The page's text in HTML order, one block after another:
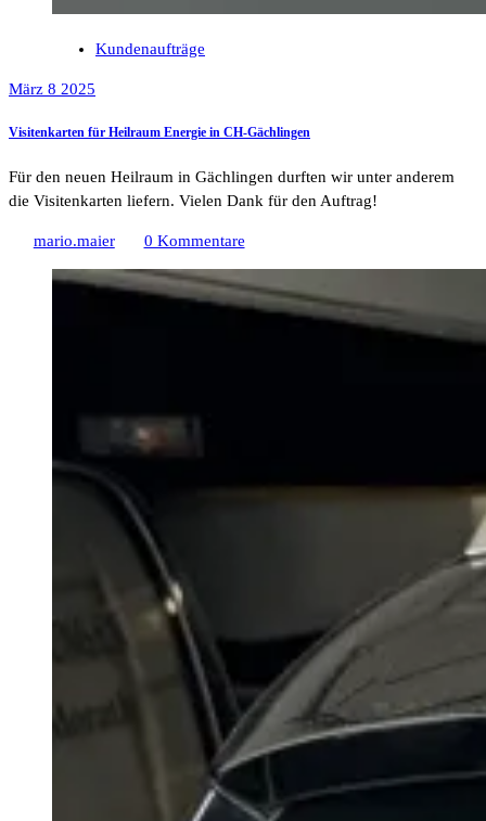
Kundenaufträge
März 8 2025
Visitenkarten für Heilraum Energie in CH-Gächlingen
Für den neuen Heilraum in Gächlingen durften wir unter anderem
die Visitenkarten liefern. Vielen Dank für den Auftrag!
mario.maier 0 Kommentare